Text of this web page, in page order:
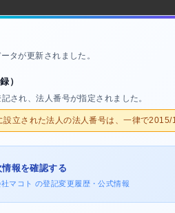
タが更新されました。
）
され、法人番号が指定されました。
立された法人の法人番号は、一律で2015/
報を確認する
コト の登記変更履歴・公式情報